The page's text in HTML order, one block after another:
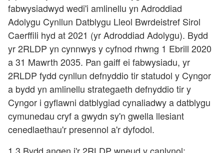
fabwysiadwyd wedi'i amlinellu yn Adroddiad
Adolygu Cynllun Datblygu Lleol Bwrdeistref Sirol
Caerffili hyd at 2021 (yr Adroddiad Adolygu). Bydd
yr 2RLDP yn cynnwys y cyfnod rhwng 1 Ebrill 2020
a 31 Mawrth 2035. Pan gaiff ei fabwysiadu, yr
2RLDP fydd cynllun defnyddio tir statudol y Cyngor
a bydd yn amlinellu strategaeth defnyddio tir y
Cyngor i gyflawni datblygiad cynaliadwy a datblygu
cymunedau cryf a gwydn sy'n gwella llesiant
cenedlaethau'r presennol a'r dyfodol.